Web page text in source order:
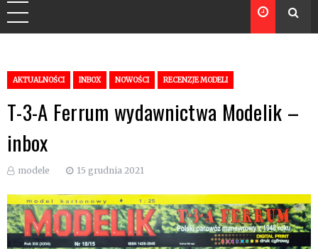
AKTUALNOŚCI INBOX NOWOŚCI RECENZJE MODELI
T-3-A Ferrum wydawnictwa Modelik –
inbox
modele 15 grudnia 2021